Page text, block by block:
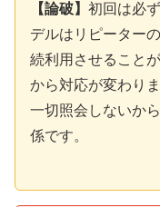
【論破】 初回は必
デルはリピーター
続利用させること
から対応が変わり
一切照会しないか
係です。